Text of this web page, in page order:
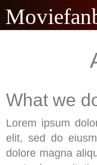
What we
Lorem ipsum
elit, sed do
dolore magna